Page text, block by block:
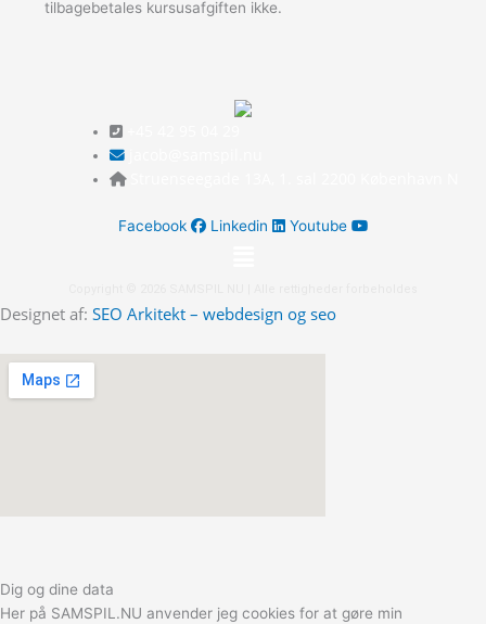
tilbagebetales kursusafgiften ikke.
Facebook Linkedin Youtube
Designet af: SEO Arkitekt – webdesign og seo
Dig og dine data
Her på SAMSPIL.NU anvender jeg cookies for at gøre min